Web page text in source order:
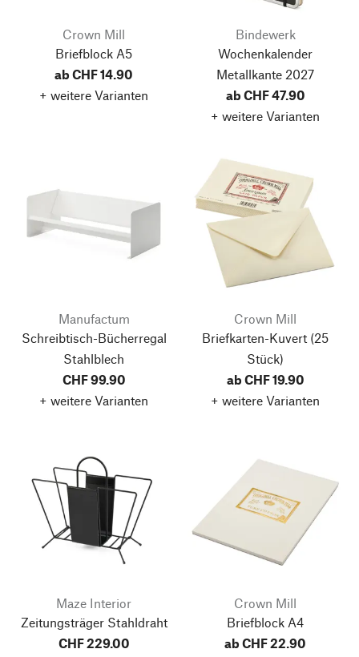
Crown Mill
Briefblock A5
ab CHF 14.90
+ weitere Varianten
Bindewerk
Wochenkalender
Metallkante 2027
ab CHF 47.90
+ weitere Varianten
Manufactum
Schreibtisch-Bücherregal
Stahlblech
CHF 99.90
+ weitere Varianten
Crown Mill
Briefkarten-Kuvert (25
Stück)
ab CHF 19.90
+ weitere Varianten
Maze Interior
Zeitungsträger Stahldraht
CHF 229.00
Crown Mill
Briefblock A4
ab CHF 22.90